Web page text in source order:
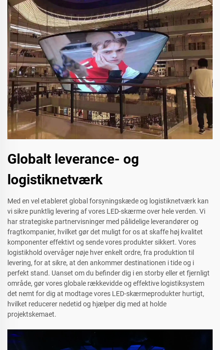
Globalt leverance- og
logistiknetværk
Med en vel etableret global forsyningskæde og logistiknetværk kan
vi sikre punktlig levering af vores LED-skærme over hele verden. Vi
har strategiske partnervisninger med pålidelige leverandører og
fragtkompanier, hvilket gør det muligt for os at skaffe høj kvalitet
komponenter effektivt og sende vores produkter sikkert. Vores
logistikhold overvåger nøje hver enkelt ordre, fra produktion til
levering, for at sikre, at den ankommer destinationen i tide og i
perfekt stand. Uanset om du befinder dig i en storby eller et fjernligt
område, gør vores globale rækkevidde og effektive logistiksystem
det nemt for dig at modtage vores LED-skærmeprodukter hurtigt,
hvilket reducerer nedetid og hjælper dig med at holde
projektskemaet.